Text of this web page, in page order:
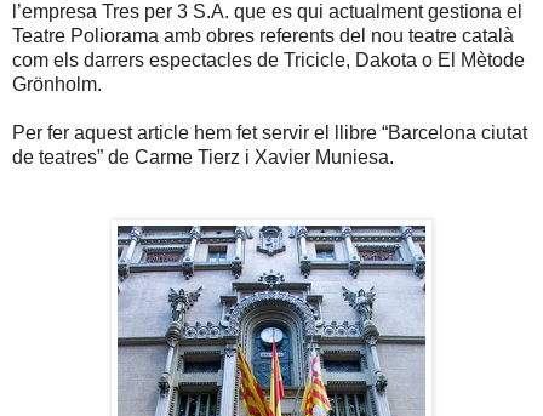
l’empresa Tres per 3 S.A. que es qui actualment gestiona el
Teatre Poliorama amb obres referents del nou teatre català
com els darrers espectacles de Tricicle, Dakota o El Mètode
Grönholm.
Per fer aquest article hem fet servir el llibre “Barcelona ciutat
de teatres” de Carme Tierz i Xavier Muniesa.